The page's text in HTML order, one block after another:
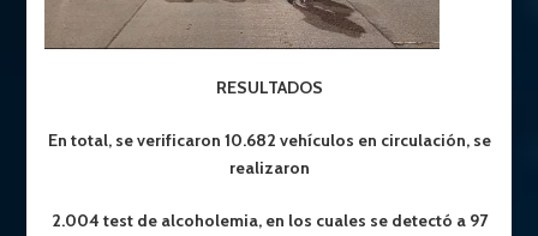
RESULTADOS
En total, se verificaron 10.682 vehículos en circulación, se
realizaron
2.004 test de alcoholemia, en los cuales se detectó a 97